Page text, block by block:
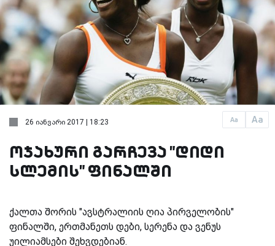
Aa Aa
26 იანვარი 2017 | 18:23
ოჯახური გარჩევა "დიდი
სლემის" ფინალში
ქალთა შორის "ავსტრალიის ღია პირველობის"
ფინალში, ერთმანეთს დები, სერენა და ვენუს
უილიამსები შეხვდებიან.